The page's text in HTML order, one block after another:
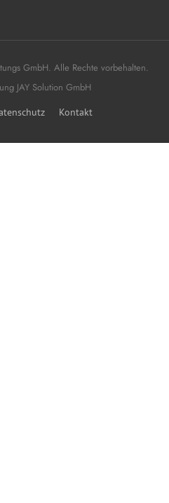
GmbH. Alle Rechte vorbehalten.
JAY Solution GmbH
Kontakt